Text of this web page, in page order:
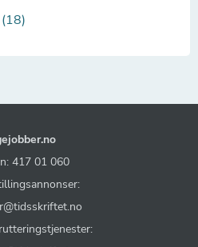
417 01 060